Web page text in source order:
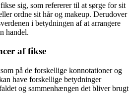
sig, som refererer til at sørge for sit
ordne sit hår og makeup. Derudover
i betydningen af at arrangere
handel.
af fikse
på de forskellige konnotationer og
have forskellige betydninger
og sammenhængen det bliver brugt